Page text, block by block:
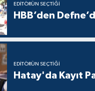
EDITÖRÜN SEÇTIĞI
HBB’den
EDITÖRÜN SEÇTIĞI
Hatay'da Kayıt